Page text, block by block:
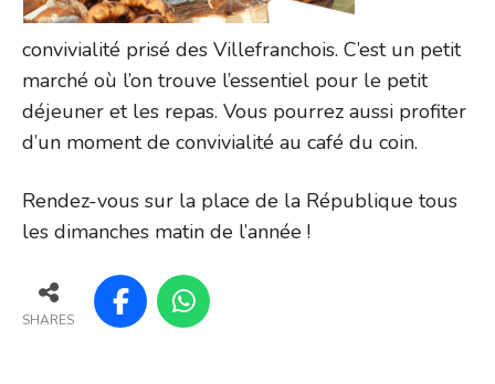
convivialité prisé des Villefranchois. C’est un petit
marché où l’on trouve l’essentiel pour le petit
déjeuner et les repas. Vous pourrez aussi profiter
d’un moment de convivialité au café du coin.
Rendez-vous sur la place de la République tous
les dimanches matin de l’année !
SHARES